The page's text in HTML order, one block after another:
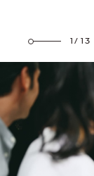
1/13